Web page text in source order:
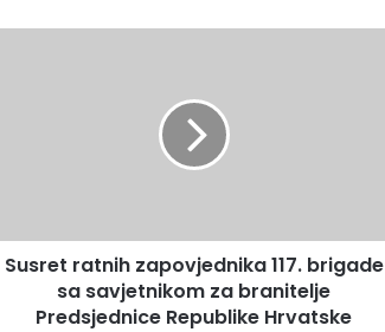
Susret ratnih zapovjednika 117. brigade
sa savjetnikom za branitelje
Predsjednice Republike Hrvatske